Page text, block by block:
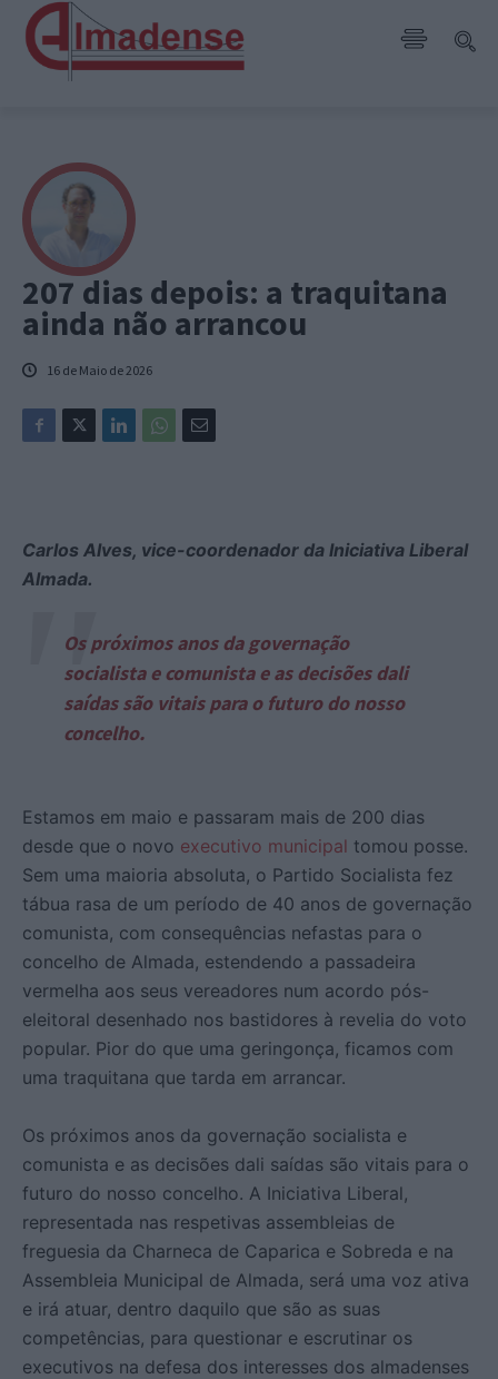
207 dias depois: a traquitana
ainda não arrancou
16 de Maio de 2026
Carlos Alves, vice-coordenador da Iniciativa Liberal
Almada.
Os próximos anos da governação
socialista e comunista e as decisões dali
saídas são vitais para o futuro do nosso
concelho.
Estamos em maio e passaram mais de 200 dias
desde que o novo executivo municipal tomou posse.
Sem uma maioria absoluta, o Partido Socialista fez
tábua rasa de um período de 40 anos de governação
comunista, com consequências nefastas para o
concelho de Almada, estendendo a passadeira
vermelha aos seus vereadores num acordo pós-
eleitoral desenhado nos bastidores à revelia do voto
popular. Pior do que uma geringonça, ficamos com
uma traquitana que tarda em arrancar.
Os próximos anos da governação socialista e
comunista e as decisões dali saídas são vitais para o
futuro do nosso concelho. A Iniciativa Liberal,
representada nas respetivas assembleias de
freguesia da Charneca de Caparica e Sobreda e na
Assembleia Municipal de Almada, será uma voz ativa
e irá atuar, dentro daquilo que são as suas
competências, para questionar e escrutinar os
executivos na defesa dos interesses dos almadenses